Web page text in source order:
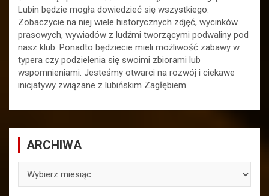
Lubin będzie mogła dowiedzieć się wszystkiego.
Zobaczycie na niej wiele historycznych zdjęć, wycinków
prasowych, wywiadów z ludźmi tworzącymi podwaliny pod
nasz klub. Ponadto będziecie mieli możliwość zabawy w
typera czy podzielenia się swoimi zbiorami lub
wspomnieniami. Jesteśmy otwarci na rozwój i ciekawe
inicjatywy związane z lubińskim Zagłębiem.
ARCHIWA